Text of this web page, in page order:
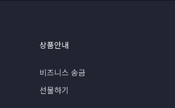
상품안내
비즈니스 송금
선물하기